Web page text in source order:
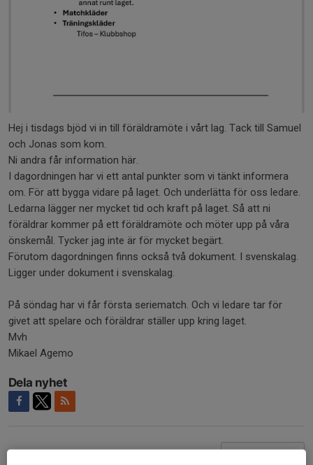
Hej i tisdags bjöd vi in till föräldramöte i vårt lag. Tack till Samuel
och Jonas som kom.
Ni andra får information här.
I dagordningen har vi ett antal punkter som vi tänkt informera
om. För att bygga vidare på laget. Och underlätta för oss ledare.
Ledarna lägger ner mycket tid och kraft på laget. Så att ni
föräldrar kommer på ett föräldramöte och möter upp på våra
önskemål. Tycker jag inte är för mycket begärt.
Förutom dagordningen finns också två dokument. I svenskalag.
Ligger under dokument i svenskalag.
På söndag har vi får första seriematch. Och vi ledare tar för
givet att spelare och föräldrar ställer upp kring laget.
Mvh
Mikael Agemo
Dela nyhet
Tidigare nyheter